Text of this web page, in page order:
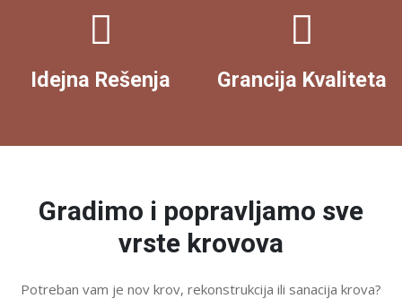
Idejna Rešenja Grancija Kvaliteta
Gradimo i popravljamo sve
vrste krovova
Potreban vam je nov krov, rekonstrukcija ili sanacija krova?